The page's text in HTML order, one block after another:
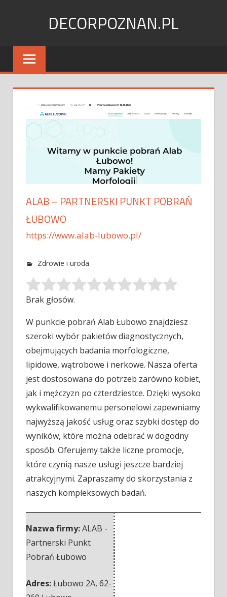
DECORPOZNAN.PL
ALAB – PARTNERSKI PUNKT POBRAŃ
ŁUBOWO
https://www.alab-lubowo.pl/
Zdrowie i uroda
Brak głosów.
W punkcie pobrań Alab Łubowo znajdziesz
szeroki wybór pakietów diagnostycznych,
obejmujących badania morfologiczne,
lipidowe, wątrobowe i nerkowe. Nasza oferta
jestdostosowana do potrzeb zarówno kobiet,
jak i mężczyzn po czterdziestce. Dzięki wysoko
wykwalifikowanemu personelowi zapewniamy
najwyższą jakość usług oraz szybki dostęp do
wyników, które można odebrać w dogodny
sposób. Oferujemy także liczne promocje,
które czynią nasze usługi jeszcze bardziej
atrakcyjnymi. Zapraszamy do skorzystania z
naszych kompleksowych badań.
Nazwa firmy:ALAB -
Partnerski Punkt
Pobrań Łubowo
Adres:Łubowo 2A, 62-